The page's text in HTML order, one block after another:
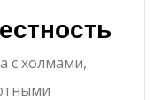
с холмами,